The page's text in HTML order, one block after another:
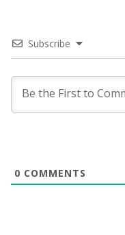
Subscribe
0 COMMENTS